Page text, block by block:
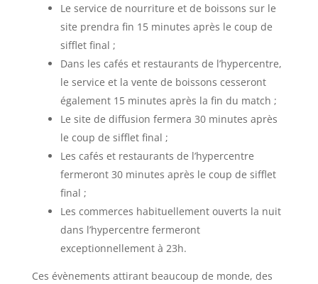
Le service de nourriture et de boissons sur le
site prendra fin 15 minutes après le coup de
sifflet final ;
Dans les cafés et restaurants de l’hypercentre,
le service et la vente de boissons cesseront
également 15 minutes après la fin du match ;
Le site de diffusion fermera 30 minutes après
le coup de sifflet final ;
Les cafés et restaurants de l’hypercentre
fermeront 30 minutes après le coup de sifflet
final ;
Les commerces habituellement ouverts la nuit
dans l’hypercentre fermeront
exceptionnellement à 23h.
Ces évènements attirant beaucoup de monde, des